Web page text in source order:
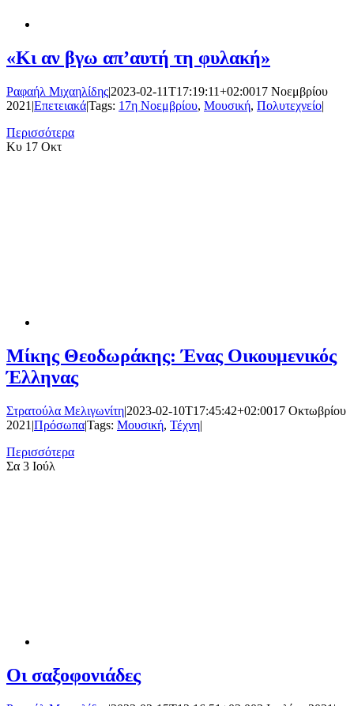
«Κι αν βγω απ’αυτή τη φυλακή»
Ραφαήλ Μιχαηλίδης|2023-02-11T17:19:11+02:0017 Νοεμβρίου
2021 |Επετειακά|Tags: 17η Νοεμβρίου, Μουσική, Πολυτεχνείο|
Περισσότερα
Κυ 17 Οκτ
Μίκης Θεοδωράκης: Ένας Οικουμενικός
Έλληνας
Στρατούλα Μελιγωνίτη|2023-02-10T17:45:42+02:0017 Οκτωβρίου
2021 |Πρόσωπα|Tags: Μουσική, Τέχνη|
Περισσότερα
Σα 3 Ιούλ
Οι σαξοφονιάδες